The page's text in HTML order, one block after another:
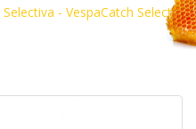
- VespaCatch Select